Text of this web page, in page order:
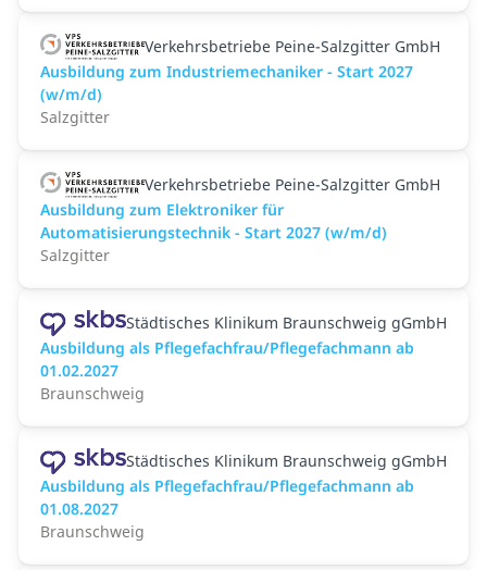
Verkehrsbetriebe Peine-Salzgitter GmbH
Ausbildung zum Industriemechaniker - Start 2027
(w/m/d)
Salzgitter
Verkehrsbetriebe Peine-Salzgitter GmbH
Ausbildung zum Elektroniker für
Automatisierungstechnik - Start 2027 (w/m/d)
Salzgitter
Städtisches Klinikum Braunschweig gGmbH
Ausbildung als Pflegefachfrau/Pflegefachmann ab
01.02.2027
Braunschweig
Städtisches Klinikum Braunschweig gGmbH
Ausbildung als Pflegefachfrau/Pflegefachmann ab
01.08.2027
Braunschweig